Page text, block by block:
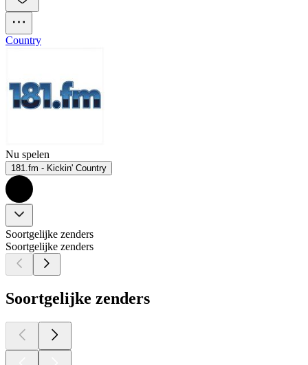
Country
Nu spelen
181.fm - Kickin' Country
Soortgelijke zenders
Soortgelijke zenders
Soortgelijke zenders